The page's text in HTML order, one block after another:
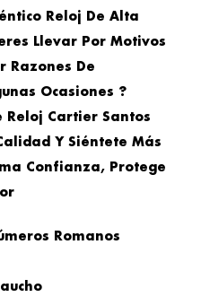
Reloj De Alta
Llevar Por Motivos
Razones De
Ocasiones ?
Reloj Cartier Santos
Y Siéntete Más
Confianza, Protege
Romanos